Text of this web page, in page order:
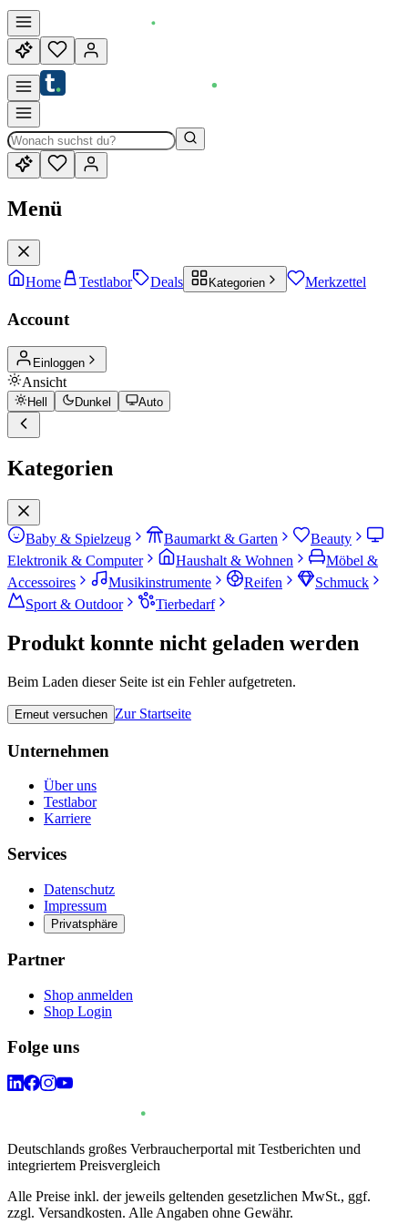
Menü
Home Testlabor Deals Kategorien Merkzettel
Account
Einloggen
Ansicht
Hell Dunkel Auto
Kategorien
Baby & Spielzeug Baumarkt & Garten
Beauty
Elektronik & Computer
Haushalt & Wohnen
Möbel &
Accessoires
Musikinstrumente Reifen
Schmuck
Sport & Outdoor
Tierbedarf
Produkt konnte nicht geladen werden
Beim Laden dieser Seite ist ein Fehler aufgetreten.
Erneut versuchen Zur Startseite
Unternehmen
Über uns
Testlabor
Karriere
Services
Datenschutz
Impressum
Privatsphäre
Partner
Shop anmelden
Shop Login
Folge uns
Deutschlands großes Verbraucherportal mit Testberichten und
integriertem Preisvergleich
Alle Preise inkl. der jeweils geltenden gesetzlichen MwSt., ggf.
zzgl. Versandkosten. Alle Angaben ohne Gewähr.